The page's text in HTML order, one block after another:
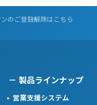
のご登録解除はこちら
製品ラインナップ
営業支援システム